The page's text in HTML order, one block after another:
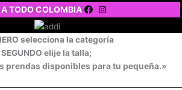
TODO COLOMBIA
selecciona la categoría
SEGUNDO elije la talla;
prendas disponibles para tu pequeña.»